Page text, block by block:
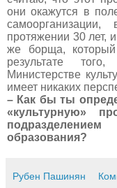
они окажутся в
протяжении 30 лет,
же борща,
результате
Министерстве
имеет никаких
– Как бы ты
«культурную»
образования?
Рубен Пашинян